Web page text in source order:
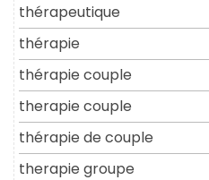
thérapeutique
thérapie
thérapie couple
therapie couple
thérapie de couple
therapie groupe